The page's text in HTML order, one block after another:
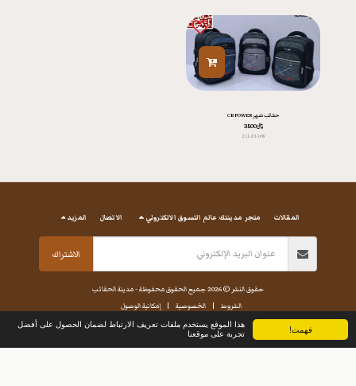
فهمت!
هذا الموقع يستخدم ملفات تعريف الارتباط لضمان الحصول على أفضل
تجربة على موقعنا
حقائب ضهر CB POWER
3500﷼
211-23-108
المقالات متجر مدينتك عالم التسوق الالكتروني الاتصال المزيد
الاشتراك
حقوق النشر © 2026 جميع الحقوق محفوظة -
مدينة الحقائب
الشروط
الخصوصية |إمكانية الوصول